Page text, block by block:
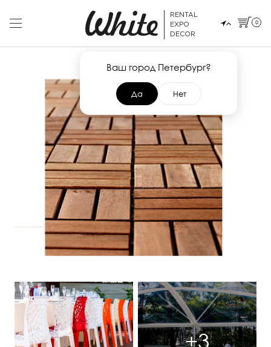
RENTAL
EXPO
DECOR
Ваш город Петербург?
Да Нет
0
+3